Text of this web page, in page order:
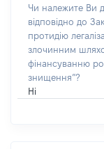
Чи належите Ви
відповідно до
протидію
злочинним
фінансуванню
знищення”?
Ні